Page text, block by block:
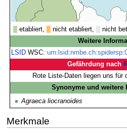
etabliert, nicht etabliert,
nicht
Weitere
LSID WSC:
Gefährdung nach
Rote Liste-Daten liegen uns für
Synonyme und weitere
Agraeca liocranoides
Merkmale